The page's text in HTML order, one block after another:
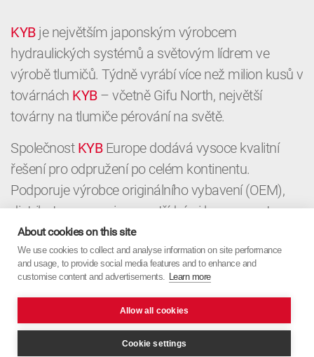
KYBje největším japonským výrobcem
hydraulických systémů a světovým lídrem ve
výrobě tlumičů. Týdně vyrábí více než milion kusů v
továrnách KYB– včetně Gifu North, největší
továrny na tlumiče pérování na světě.
Společnost KYBEurope dodává vysoce kvalitní
řešení pro odpružení po celém kontinentu.
Podporuje výrobce originálního vybavení (OEM),
distributory a servisy prvotřídními komponenty a
místními znalostmi. Od OEM až po aftermarket,
KYBEurope spojuje japonskou přesnost s
evropským zaměřením.
About cookies on this site
We use cookies to collect and analyse information on site performance
and usage, to provide social media features and to enhance and
customise content and advertisements. Learn more
Allow all cookies
Cookie settings